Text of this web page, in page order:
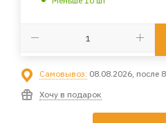
Самовывоз: 08.08.2026, после
Хочу в подарок